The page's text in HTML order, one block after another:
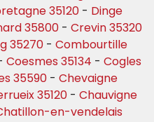
35120 - Dinge
35800 - Crevin 35320
35270 - Combourtille
Coesmes 35134 - Cogles
35590 - Chevaigne
35120 - Chauvigne
en-vendelais